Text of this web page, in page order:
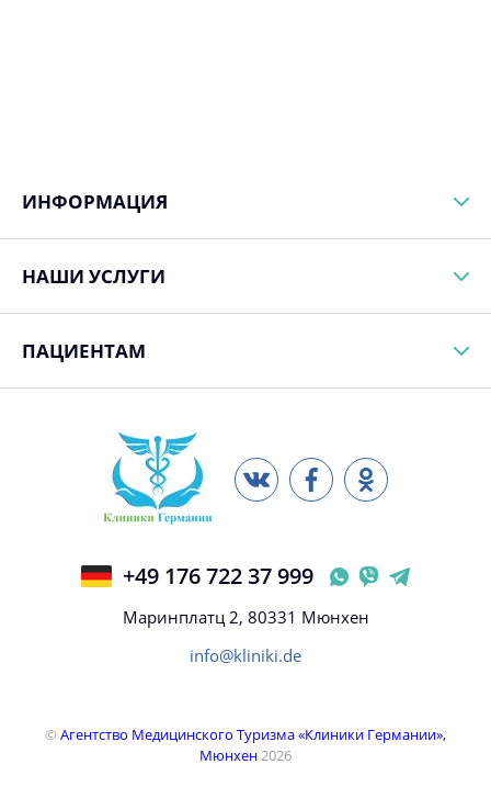
ИНФОРМАЦИЯ
НАШИ УСЛУГИ
ПАЦИЕНТАМ
+49 176 722 37 999
Маринплатц 2, 80331 Мюнхен
info@kliniki.de
© Агентство Медицинского Туризма «Клиники Германии»,
Мюнхен2026